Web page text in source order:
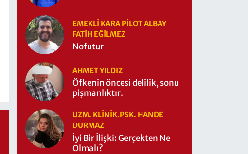
EMEKLI KARA PILOT ALBAY
FATIH EĞİLMEZ
Nofutur
AHMET YILDIZ
Öfkenin öncesi delilik, sonu
pişmanlıktır.
UZM. KLINIK.PSK. HANDE
DURMAZ
İyi Bir İlişki: Gerçekten Ne
Olmalı?